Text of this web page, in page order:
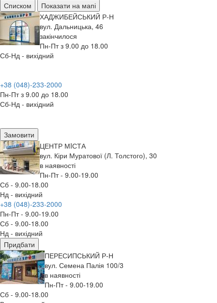
Списком
Показати на мапі
ХАДЖИБЕЙСЬКИЙ Р-Н
вул. Дальницька, 46
закінчилося
Пн-Пт з 9.00 до 18.00
Сб-Нд - вихідний
+38 (048)-233-2000
Пн-Пт з 9.00 до 18.00
Сб-Нд - вихідний
Замовити
ЦЕНТР МIСТА
вул. Кіри Муратової (Л. Толстого), 30
в наявності
Пн-Пт - 9.00-19.00
Сб - 9.00-18.00
Нд - вихідний
+38 (048)-233-2000
Пн-Пт - 9.00-19.00
Сб - 9.00-18.00
Нд - вихідний
Придбати
ПЕРЕСИПСЬКИЙ Р-Н
вул. Семена Палія 100/3
в наявності
Пн-Пт - 9.00-19.00
Сб - 9.00-18.00